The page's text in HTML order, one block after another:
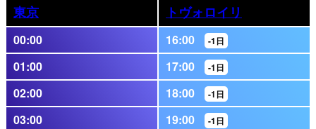
東京 トヴォロイリ
00:00 16:00 -1日
01:00 17:00 -1日
02:00 18:00 -1日
03:00 19:00 -1日